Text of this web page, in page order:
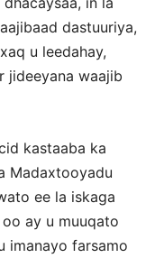
dastuuriya,
u leedahay,
jideeyana waajib
kastaaba ka
Madaxtooyadu
ee la iskaga
ay u muuqato
imanayo farsamo